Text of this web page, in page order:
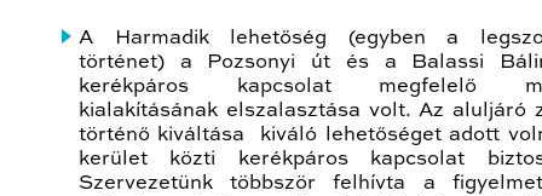
A Harmadik lehetőség (egyben a
történet) a Pozsonyi út és a Balassi
kerékpáros kapcsolat megfelelő
kialakításának elszalasztása volt. Az aluljáró
történő kiváltása kiváló lehetőséget adott
kerület közti kerékpáros kapcsolat
Szervezetünk többször felhívta a